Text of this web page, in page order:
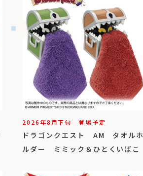
2026年8月下旬 登場予定
ドラゴンクエスト AM タオルホ
ルダー ミミック＆ひとくいばこ